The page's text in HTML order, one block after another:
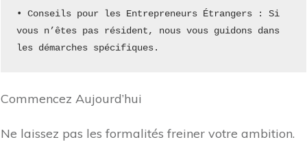
• Conseils pour les Entrepreneurs Étrangers : Si
vous n’êtes pas résident, nous vous guidons dans
les démarches spécifiques.
Commencez Aujourd’hui
Ne laissez pas les formalités freiner votre ambition.